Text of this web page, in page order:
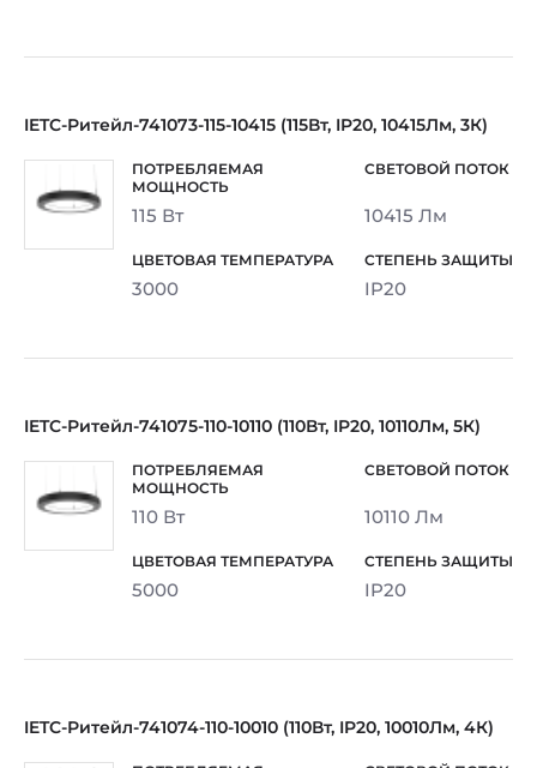
IETC-Ритейл-741073-115-10415 (115Вт, IP20, 10415Лм, 3К)
115 Вт 10415 Лм
3000 IP20
IETC-Ритейл-741075-110-10110 (110Вт, IP20, 10110Лм, 5К)
110 Вт 10110 Лм
5000 IP20
IETC-Ритейл-741074-110-10010 (110Вт, IP20, 10010Лм, 4К)